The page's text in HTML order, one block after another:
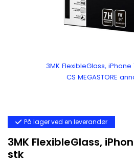
3MK FlexibleGlass, iPhone
CS MEGASTORE
På lager ved en leverandør
3MK FlexibleGlass,
stk